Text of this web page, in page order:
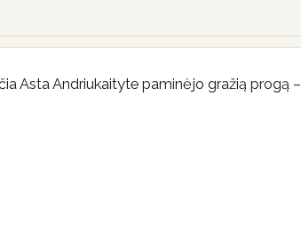
Asta Andriukaityte paminėjo gražią progą –